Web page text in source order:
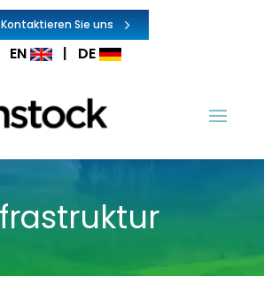
EN | DE
Kontaktieren Sie uns